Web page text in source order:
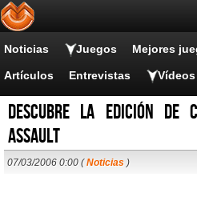
Noticias Juegos Mejores
Artículos Entrevistas Vídeos
Descubre la edición de
Assault
07/03/2006 0:00 (Noticias )